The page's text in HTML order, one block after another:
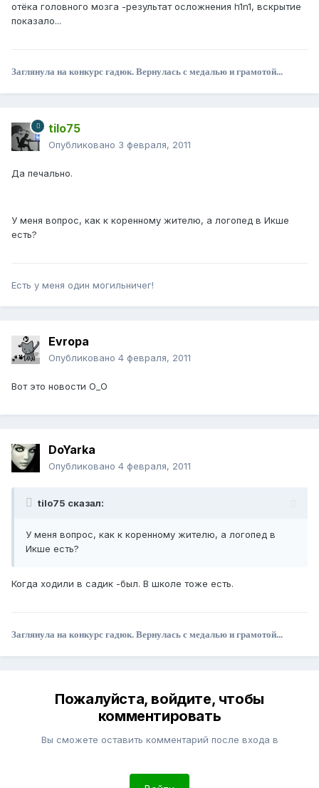
отёка головного мозга -результат осложнения h1n1, вскрытие
показало...
Заглянула на конкурс гадюк. Вернулась с медалью и грамотой...
tilo75
Опубликовано 3 февраля, 2011
Да печально.
У меня вопрос, как к коренному жителю, а логопед в Икше
есть?
Есть у меня один могильничег!
Evropa
Опубликовано 4 февраля, 2011
Вот это новости О_О
DoYarka
Опубликовано 4 февраля, 2011
tilo75 сказал:
У меня вопрос, как к коренному жителю, а логопед в
Икше есть?
Когда ходили в садик -был. В школе тоже есть.
Заглянула на конкурс гадюк. Вернулась с медалью и грамотой...
Пожалуйста, войдите, чтобы
комментировать
Вы сможете оставить комментарий после входа в